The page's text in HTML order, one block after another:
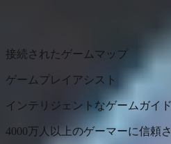
接続されたゲームマップ
ゲームプレイアシスト
インテリジェントなゲームガイド
4000万人以上のゲーマーに信頼